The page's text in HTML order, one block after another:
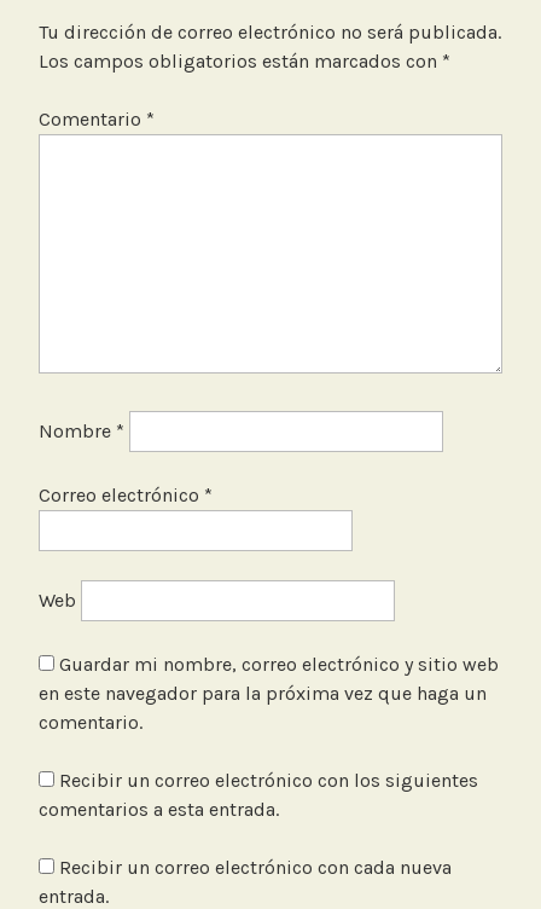
e
,
e
v
s
a
a
ó
P
ú
b
i
c
Tu dirección de correo electrónico no será publicada.
Los campos obligatorios están marcados con *
Comentario *
Nombre *
Correo electrónico *
Web
Guardar mi nombre, correo electrónico y sitio web
en este navegador para la próxima vez que haga un
comentario.
Recibir un correo electrónico con los siguientes
comentarios a esta entrada.
Recibir un correo electrónico con cada nueva
entrada.